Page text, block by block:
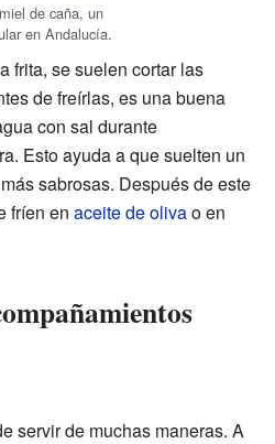
de caña, un
en Andalucía.
frita, se suelen cortar las
de freírlas, es una buena
con sal durante
Esto ayuda a que suelten un
sabrosas. Después de este
fríen en aceite de olivao en
servir de muchas maneras. A